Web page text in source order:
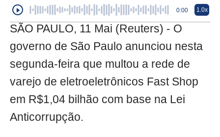
0:00 1.0x
SÃO PAULO, 11 Mai (Reuters) - O
governo de São Paulo anunciou nesta
segunda-feira que multou a rede de
varejo de eletroeletrônicos Fast Shop
em R$1,04 bilhão com base na Lei
Anticorrupção.